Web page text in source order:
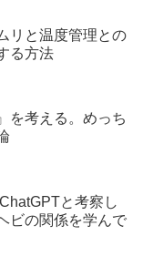
リと温度管理との
る方法
を考える。めっち
と考察し
ビの関係を学んで